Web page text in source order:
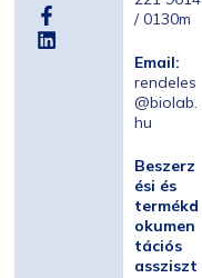
/ 0130m
Email:
rendeles
@biolab.
hu
Beszerz
ési és
termékd
okumen
tációs
assziszt